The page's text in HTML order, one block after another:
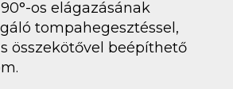
os elágazásának
tompahegesztéssel,
összekötővel beépíthető